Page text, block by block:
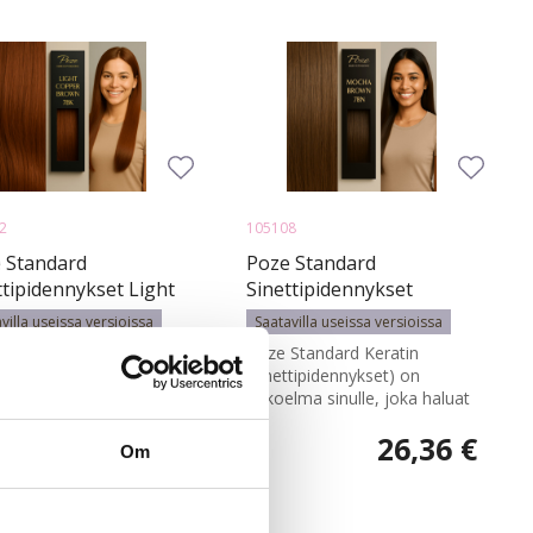
Om
Standard
Light
Brown 7BK -
useissa versioissa
Standard Keratin
on
sinulle, joka haluat
26,36 €
105108
Poze Standard
Sinettipidennykset
Mocha Brown 7BN -
50cm - 17g
Saatavilla useissa versioissa
Poze Standard Keratin
(sinettipidennykset) on
kokoelma sinulle, joka haluat
a...
26,36 €